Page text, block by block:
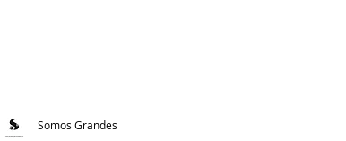
Somos Grandes